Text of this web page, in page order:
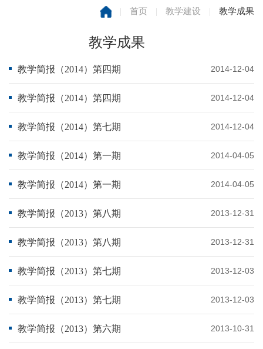
| 首页 | 教学建设 | 教学成果
教学成果
2014-12-04
教学简报（2014）第四期
2014-12-04
教学简报（2014）第四期
2014-12-04
教学简报（2014）第七期
2014-04-05
教学简报（2014）第一期
2014-04-05
教学简报（2014）第一期
2013-12-31
教学简报（2013）第八期
2013-12-31
教学简报（2013）第八期
2013-12-03
教学简报（2013）第七期
2013-12-03
教学简报（2013）第七期
2013-10-31
教学简报（2013）第六期